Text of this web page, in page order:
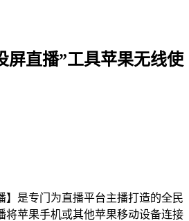
屏直播”工具苹果无线使
】是专门为直播平台主播打造的全民
将苹果手机或其他苹果移动设备连接